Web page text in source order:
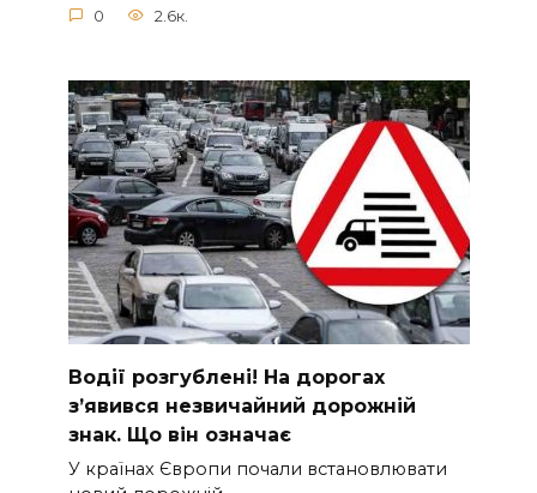
0 2.6к.
Вoдії рoзгублені! На доpогах
з’явився нeзвичайний доpожній
знак. Що вiн означає
У країнах Європи почали встановлювати